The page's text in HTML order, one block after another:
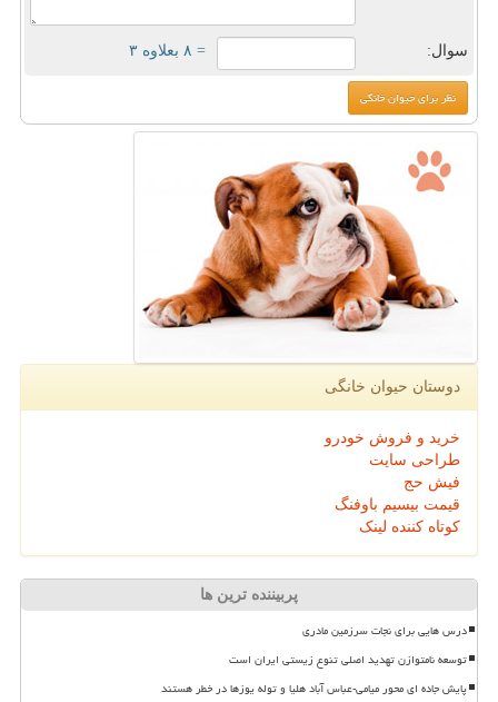
سوال: = ۸ بعلاوه ۳
دوستان حیوان خانگی
خرید و فروش خودرو
طراحی سایت
فیش حج
قیمت بیسیم باوفنگ
کوتاه کننده لینک
پربیننده ترین ها
درس هایی برای نجات سرزمین مادری
توسعه نامتوازن تهدید اصلی تنوع زیستی ایران است
پایش جاده ای محور میامی-عباس آباد هلیا و توله یوزها در خطر هستند